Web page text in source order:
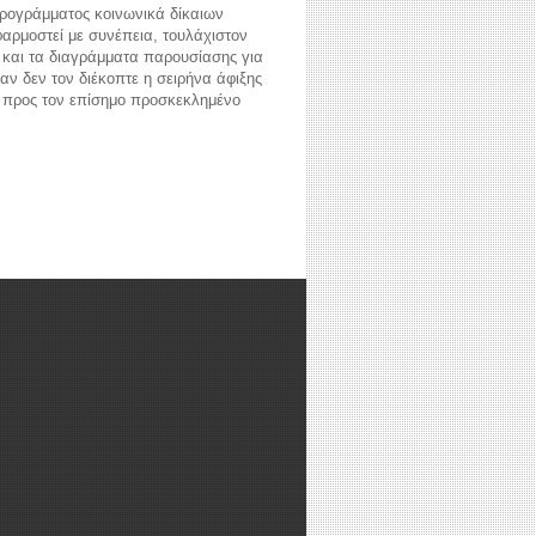
κοινωνικά δίκαιων
με συνέπεια, τουλάχιστον
τα διαγράμματα παρουσίασης για
δεν τον διέκοπτε η σειρήνα άφιξης
τον επίσημο προσκεκλημένο